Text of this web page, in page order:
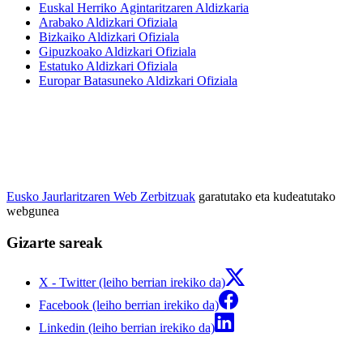
Euskal Herriko Agintaritzaren Aldizkaria
Arabako Aldizkari Ofiziala
Bizkaiko Aldizkari Ofiziala
Gipuzkoako Aldizkari Ofiziala
Estatuko Aldizkari Ofiziala
Europar Batasuneko Aldizkari Ofiziala
Eusko Jaurlaritzaren Web Zerbitzuak garatutako eta kudeatutako
webgunea
Gizarte sareak
X - Twitter (leiho berrian irekiko da)
Facebook (leiho berrian irekiko da)
Linkedin (leiho berrian irekiko da)